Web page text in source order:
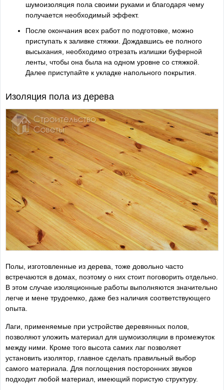
шумоизоляция пола своими руками и благодаря чему
получается необходимый эффект.
После окончания всех работ по подготовке, можно
приступать к заливке стяжки. Дождавшись ее полного
высыхания, необходимо отрезать излишки буферной
ленты, чтобы она была на одном уровне со стяжкой.
Далее приступайте к укладке напольного покрытия.
Изоляция пола из дерева
Полы, изготовленные из дерева, тоже довольно часто
встречаются в домах, поэтому о них стоит поговорить отдельно.
В этом случае изоляционные работы выполняются значительно
легче и мене трудоемко, даже без наличия соответствующего
опыта.
Лаги, применяемые при устройстве деревянных полов,
позволяют уложить материал для шумоизоляции в промежуток
между ними. Кроме того высота самих лаг позволяет
установить изолятор, главное сделать правильный выбор
самого материала. Для поглощения посторонних звуков
подходит любой материал, имеющий пористую структуру.